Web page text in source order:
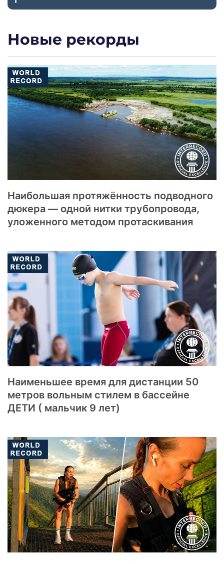
Новые рекорды
Наибольшая протяжённость подводного
дюкера — одной нитки трубопровода,
уложенного методом протаскивания
Наименьшее время для дистанции 50
метров вольным стилем в бассейне
ДЕТИ ( мальчик 9 лет)